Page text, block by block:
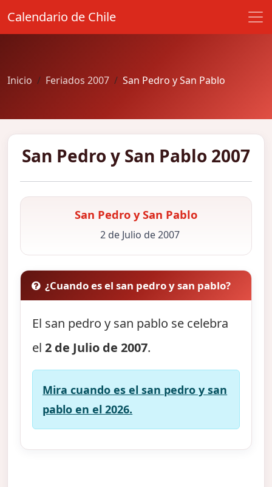
Calendario de Chile
Inicio Feriados 2007 San Pedro y San Pablo
San Pedro y San Pablo 2007
San Pedro y San Pablo
2 de Julio de 2007
¿Cuando es el san pedro y san pablo?
El san pedro y san pablo se celebra
el2 de Julio de 2007.
Mira cuando es el san pedro y san
pablo en el 2026.